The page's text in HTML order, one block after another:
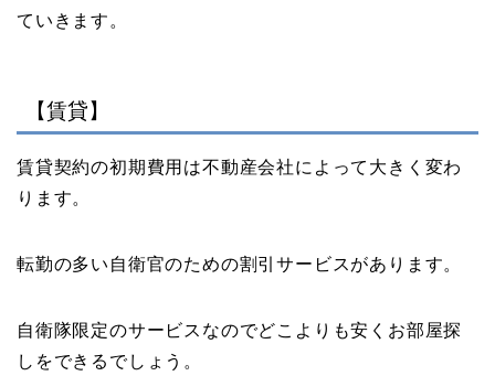
ていきます。
【賃貸】
賃貸契約の初期費用は不動産会社によって大きく変わ
ります。
転勤の多い自衛官のための割引サービスがあります。
自衛隊限定のサービスなのでどこよりも安くお部屋探
しをできるでしょう。